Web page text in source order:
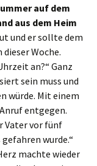
auf dem
aus dem Heim
und er sollte dem
Woche.
an?“ Ganz
sein muss und
würde. Mit einem
entgegen.
Vater vor fünf
wurde.“
machte wieder